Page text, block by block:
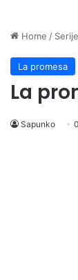
Home /
La promesa
La
Sapunko